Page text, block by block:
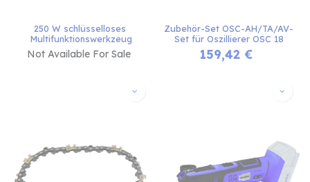
250 W schlüsselloses
Multifunktionswerkzeug
Not Available For Sale
Zubehör-Set OSC-AH/TA/AV-
Set für Oszillierer OSC 18
159,42€